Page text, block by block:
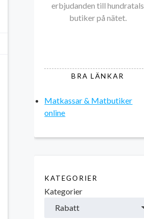
erbjudanden till hundratals
butiker på nätet.
BRA LÄNKAR
Matkassar & Matbutiker
online
KATEGORIER
Kategorier